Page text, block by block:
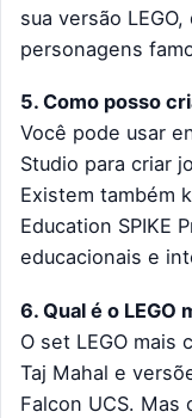
sua versão
personagens
5. Como posso
Você pode usar
Studio para criar
Existem também
Education SPIKE
educacionais e
6. Qual é o LEGO
O set LEGO mais
Taj Mahal e
Falcon UCS.